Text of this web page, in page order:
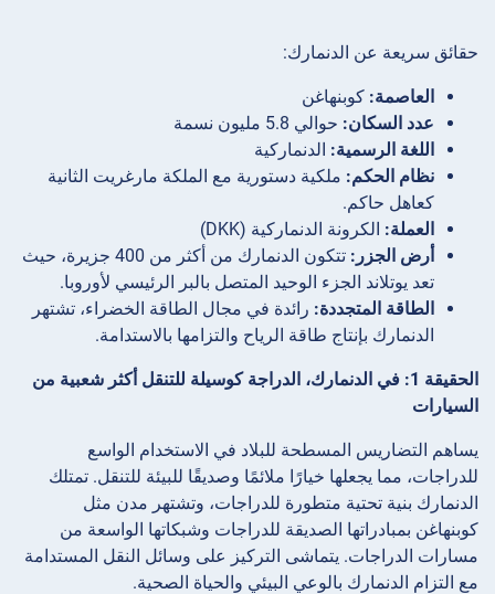
حقائق سريعة عن الدنمارك:
العاصمة: كوبنهاغن
عدد السكان: حوالي 5.8 مليون نسمة
اللغة الرسمية: الدنماركية
نظام الحكم: ملكية دستورية مع الملكة مارغريت الثانية
كعاهل حاكم.
العملة: الكرونة الدنماركية (DKK)
أرض الجزر:
تتكون الدنمارك من أكثر من 400 جزيرة، حيث
تعد يوتلاند الجزء الوحيد المتصل بالبر الرئيسي لأوروبا.
الطاقة المتجددة: رائدة في مجال الطاقة الخضراء، تشتهر
الدنمارك بإنتاج طاقة الرياح والتزامها بالاستدامة.
الحقيقة 1: في الدنمارك، الدراجة كوسيلة للتنقل أكثر شعبية من
السيارات
يساهم التضاريس المسطحة للبلاد في الاستخدام الواسع
للدراجات، مما يجعلها خيارًا ملائمًا وصديقًا للبيئة للتنقل. تمتلك
الدنمارك بنية تحتية متطورة للدراجات، وتشتهر مدن مثل
كوبنهاغن بمبادراتها الصديقة للدراجات وشبكاتها الواسعة من
مسارات الدراجات. يتماشى التركيز على وسائل النقل المستدامة
مع التزام الدنمارك بالوعي البيئي والحياة الصحية.